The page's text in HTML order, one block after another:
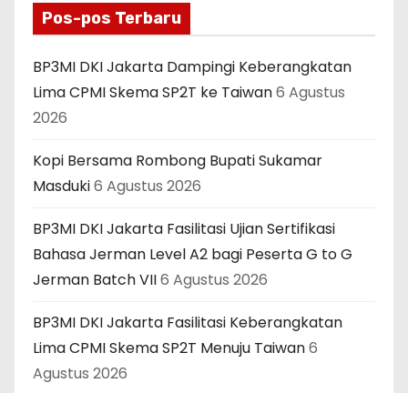
Pos-pos Terbaru
BP3MI DKI Jakarta Dampingi Keberangkatan
Lima CPMI Skema SP2T ke Taiwan6 Agustus
2026
Kopi Bersama Rombong Bupati Sukamar
Masduki6 Agustus 2026
BP3MI DKI Jakarta Fasilitasi Ujian Sertifikasi
Bahasa Jerman Level A2 bagi Peserta G to G
Jerman Batch VII6 Agustus 2026
BP3MI DKI Jakarta Fasilitasi Keberangkatan
Lima CPMI Skema SP2T Menuju Taiwan6
Agustus 2026